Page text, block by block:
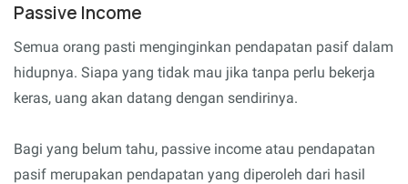
Passive Income
Semua orang pasti menginginkan pendapatan pasif dalam
hidupnya. Siapa yang tidak mau jika tanpa perlu bekerja
keras, uang akan datang dengan sendirinya.
Bagi yang belum tahu, passive income atau pendapatan
pasif merupakan pendapatan yang diperoleh dari hasil